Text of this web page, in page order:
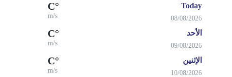
Today
08/08/2026
°C
m/s
الأحد
09/08/2026
°C
m/s
الإثنين
10/08/2026
°C
m/s